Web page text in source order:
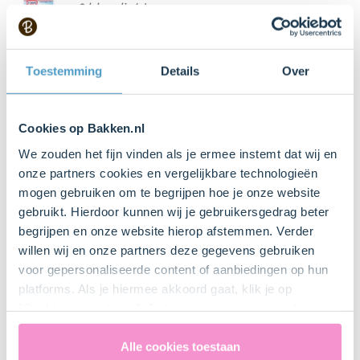
Toestemming Details Over
Cookies op Bakken.nl
We zouden het fijn vinden als je ermee instemt dat wij en
onze partners cookies en vergelijkbare technologieën
mogen gebruiken om te begrijpen hoe je onze website
gebruikt. Hierdoor kunnen wij je gebruikersgedrag beter
begrijpen en onze website hierop afstemmen. Verder
willen wij en onze partners deze gegevens gebruiken
voor gepersonaliseerde content of aanbiedingen op hun
platforms. Als je hiermee akkoord gaat, klik je op
uitdrukkelijk een eventuele gegevensoverdracht naar de
Verenigde Staten in de zin van artikel 49 AVG. Raadpleeg
Alle cookies toestaan
2 blaadje(s)
Keukenspullen
Bestel dit product online
Magnetron
Staafmixer